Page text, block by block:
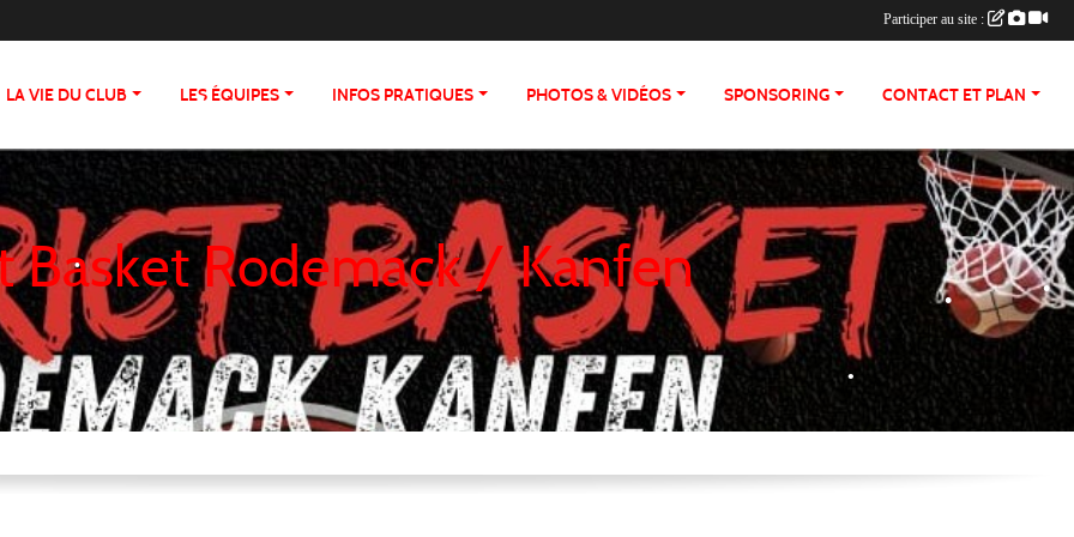
LA VIE DU CLUB LES ÉQUIPES INFOS PRATIQUES PHOTOS & VIDÉOS SPONSORING CONTACT ET PLAN
Basket Rodemack / Kanfen
Participer au site :
•
•
•
•